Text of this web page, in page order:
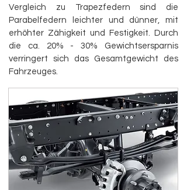
Vergleich zu Trapezfedern sind die
Parabelfedern leichter und dünner, mit
erhöhter Zähigkeit und Festigkeit. Durch
die ca. 20% - 30% Gewichtsersparnis
verringert sich das Gesamtgewicht des
Fahrzeuges.